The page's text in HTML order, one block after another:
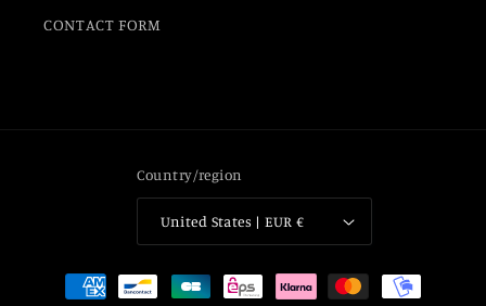
CONTACT FORM
Country/region
United States | EUR €
Payment